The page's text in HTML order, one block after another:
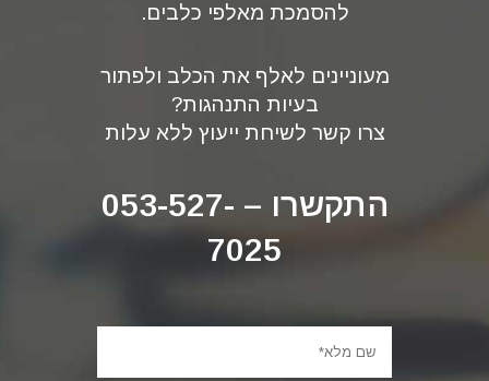
להסמכת מאלפי כלבים.
מעוניינים לאלף את הכלב ולפתור
בעיות התנהגות?
צרו קשר לשיחת ייעוץ ללא עלות
התקשרו – 053-527-
7025